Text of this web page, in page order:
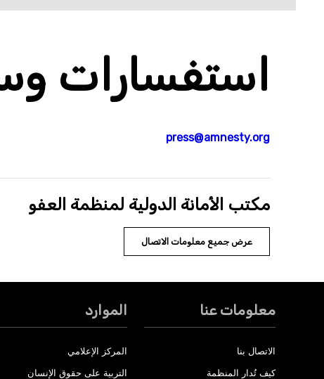
استفسارات
press@amnesty.org
مكتب الأمانة الدولية لمنظمة العفو
عرض جميع معلومات الاتصال
معلومات عنا
الاتصال بنا
كيف تُدار المنظمة
الموارد
المركز الإعلامي
التربية على حقوق الإنسان